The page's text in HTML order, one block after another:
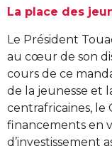
La place des
Le Président
au cœur de son
cours de ce
de la jeunesse et
centrafricaines,
financements en
d’investissement